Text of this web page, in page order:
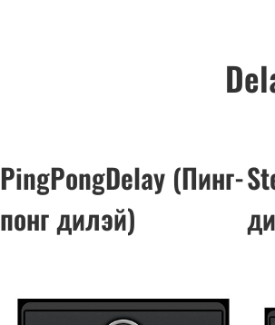
PingPongDelay (Пинг-
понг дилэй)